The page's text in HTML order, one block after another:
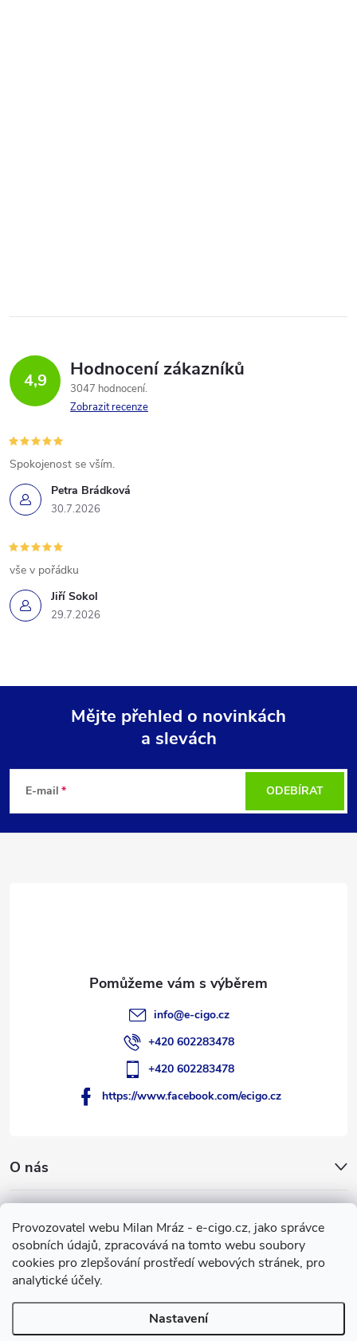
Provozovatel webu Milan Mráz - e-cigo.cz, jako správce
osobních údajů, zpracovává na tomto webu soubory
cookies pro zlepšování prostředí webových stránek, pro
analytické účely.
Nastavení
4,9 Hodnocení zákazníků
3047 hodnocení
Zobrazit recenze
Petra Brádková
30.7.2026
Spokojenost se vším.
Jiří Sokol
29.7.2026
vše v pořádku
p
Mějte přehled o novinkách
a slevách
E-mail ODEBÍRAT
O nás
Facebook
info@e-cigo.cz
+420 602283478
+420 602283478
https://www.facebook.com/ecigo.cz
Copyright 2007-2026e-cigo.cz. Všechna práva vyhrazena.